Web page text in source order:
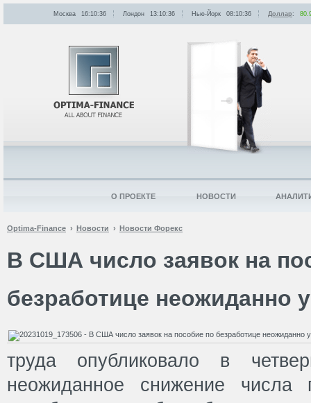
Optima-Finance Новости Новости Форекс
В США число заявок на
безработице неожиданно
труда опубликовало в
неожиданное снижение числа
Москва 16:10:36 Лондон 13:10:36 Нью-Йорк 08:10:36 Доллар:
О ПРОЕКТЕ НОВОСТИ